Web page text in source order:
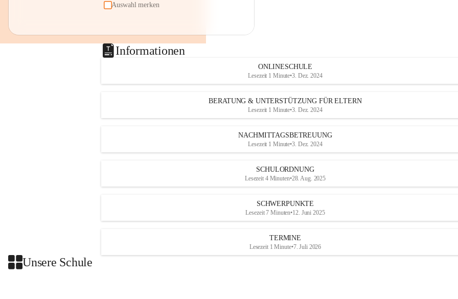
Auswahl merken
Informationen
ONLINESCHULE
Lesezeit 1 Minute•3. Dez. 2024
BERATUNG & UNTERSTÜTZUNG FÜR ELTERN
Lesezeit 1 Minute•3. Dez. 2024
NACHMITTAGSBETREUUNG
Lesezeit 1 Minute•3. Dez. 2024
SCHULORDNUNG
Lesezeit 4 Minuten•28. Aug. 2025
SCHWERPUNKTE
Lesezeit 7 Minuten•12. Juni 2025
TERMINE
Lesezeit 1 Minute•7. Juli 2026
Unsere Schule